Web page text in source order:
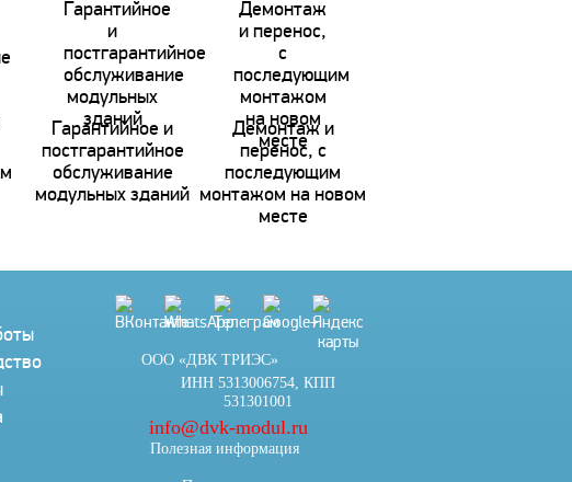
Гарантийное и
постгарантийное
обслуживание
модульных зданий
Демонтаж и
перенос, с
последующим
монтажом на новом
месте
ООО «ДВК ТРИЭС»
ИНН 5313006754, КПП
531301001
info@dvk-modul.ru
Полезная информация